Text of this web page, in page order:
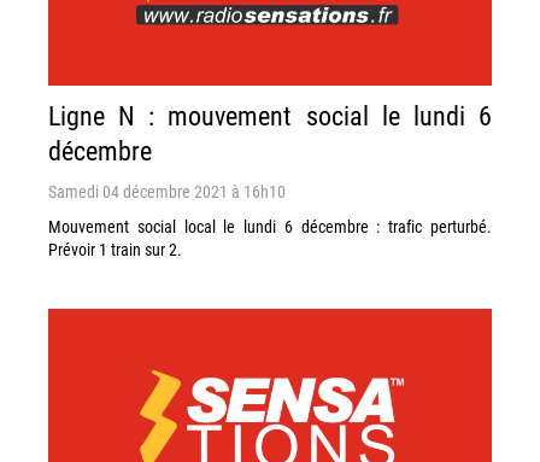
Ligne N : mouvement social le lundi 6
décembre
Samedi 04 décembre 2021 à 16h10
Mouvement social local le lundi 6 décembre : trafic perturbé.
Prévoir 1 train sur 2.